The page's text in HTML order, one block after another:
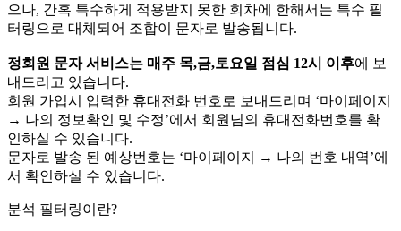
으나, 간혹 특수하게 적용받지 못한 회차에 한해서는 특수 필
터링으로 대체되어 조합이 문자로 발송됩니다.
정회원 문자 서비스는 매주 목,금,토요일 점심 12시 이후에 보
내드리고 있습니다.
회원 가입시 입력한 휴대전화 번호로 보내드리며 ‘마이페이지
→ 나의 정보확인 및 수정’에서 회원님의 휴대전화번호를 확
인하실 수 있습니다.
문자로 발송 된 예상번호는 ‘마이페이지 → 나의 번호 내역’에
서 확인하실 수 있습니다.
분석 필터링이란?